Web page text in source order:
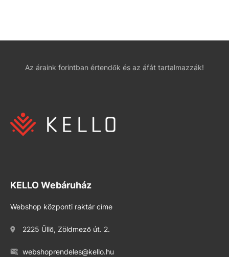
Az áraink forintban értendők és az áfát tartalmazzák!
KELLO Webáruház
Webshop központi raktár címe
2225 Üllő, Zöldmező út. 2.
webshoprendeles@kello.hu